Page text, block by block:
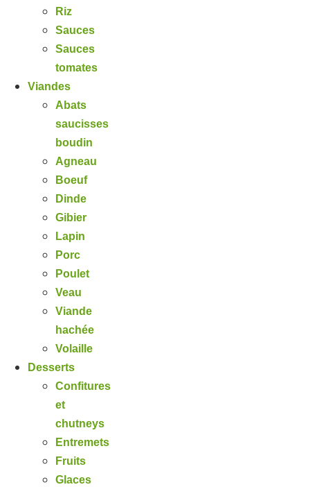
Riz
Sauces
Sauces
tomates
Viandes
Abats
saucisses
boudin
Agneau
Boeuf
Dinde
Gibier
Lapin
Porc
Poulet
Veau
Viande
hachée
Volaille
Desserts
Confitures
et
chutneys
Entremets
Fruits
Glaces